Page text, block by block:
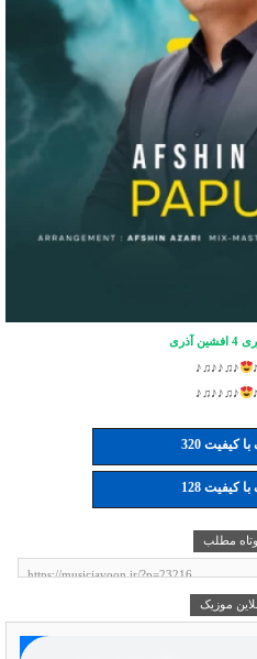
آذری
♪♫♪♪♫♪
♪♫♪♪♫♪
کیفیت 320
کیفیت 128
مطلب
موزیک